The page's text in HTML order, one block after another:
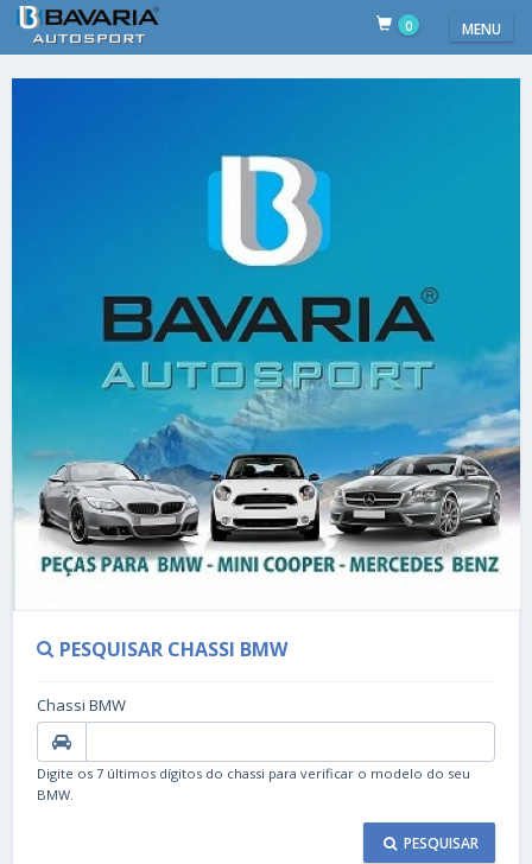
MENU
0
PESQUISAR CHASSI BMW
Chassi BMW
Digite os 7 últimos dígitos do chassi para verificar o modelo do seu
BMW.
PESQUISAR